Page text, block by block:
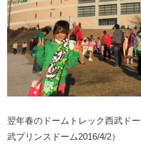
翌年春のドームトレック西武ド
武プリンスドーム2016/4/2）